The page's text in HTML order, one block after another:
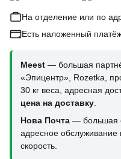
На отделение или по
Есть наложенный
Meest — большая
«Эпицентр», Rozetka,
30 кг веса, адресная
цена на доставку
Нова Почта — большая
адресное обслуживание
скорость.